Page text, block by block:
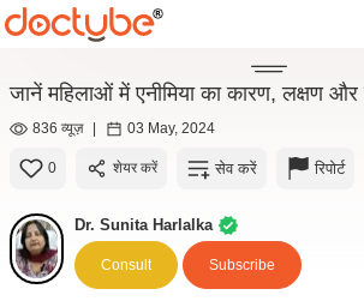
जानें महिलाओं में एनीमिया का कारण, लक्षण और
836 व्यूज़ | 03 May, 2024
0 शेयर करें सेव करें रिपोर्ट
Dr. Sunita Harlalka
Consult Subscribe